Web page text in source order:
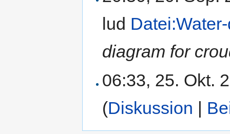
lud
diagram for
06:33, 25. Okt.
(Diskussion |